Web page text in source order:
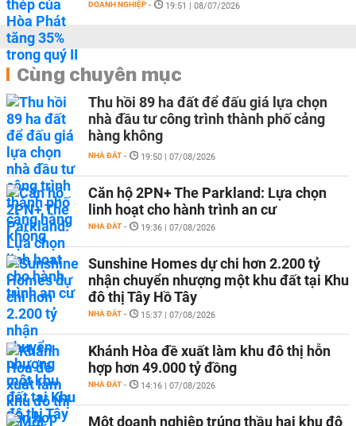
DOANH NGHIỆP - 19:51 | 08/07/2026
Cùng chuyên mục
Thu hồi 89 ha đất để đấu giá lựa chọn
nhà đầu tư công trình thành phố cảng
hàng không
NHÀ ĐẤT - 19:50 | 07/08/2026
Căn hộ 2PN+ The Parkland: Lựa chọn
linh hoạt cho hành trình an cư
NHÀ ĐẤT - 19:36 | 07/08/2026
Sunshine Homes dự chi hơn 2.200 tỷ
nhận chuyển nhượng một khu đất tại Khu
đô thị Tây Hồ Tây
NHÀ ĐẤT - 15:37 | 07/08/2026
Khánh Hòa đề xuất làm khu đô thị hỗn
hợp hơn 49.000 tỷ đồng
NHÀ ĐẤT - 14:16 | 07/08/2026
Một doanh nghiệp trúng thầu hai khu đô